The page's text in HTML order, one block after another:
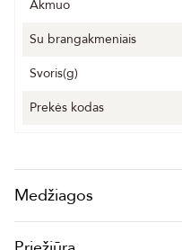
Akmuo
Su brangakmeniais
Svoris(g)
Prekės kodas
Medžiagos